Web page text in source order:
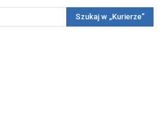
KonkursyWięcej
Szukaj w „Kurierze”